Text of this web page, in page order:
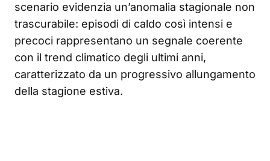
scenario evidenzia un’anomalia stagionale non
trascurabile: episodi di caldo così intensi e
precoci rappresentano un segnale coerente
con il trend climatico degli ultimi anni,
caratterizzato da un progressivo allungamento
della stagione estiva.